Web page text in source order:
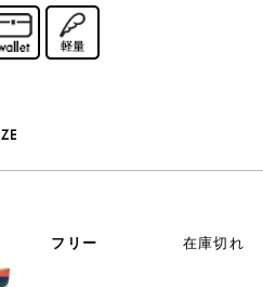
フリー 在庫切れ